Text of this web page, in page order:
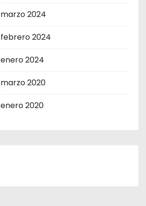
marzo 2024
febrero 2024
enero 2024
marzo 2020
enero 2020